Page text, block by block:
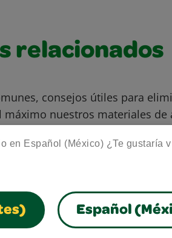
en Español (México) ¿Te gustaría
Español
relacionados
consejos útiles para
máximo nuestros materiales de